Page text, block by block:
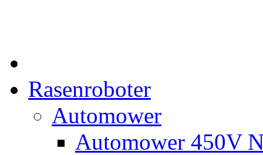
Rasenroboter
Automower
Automower 450V